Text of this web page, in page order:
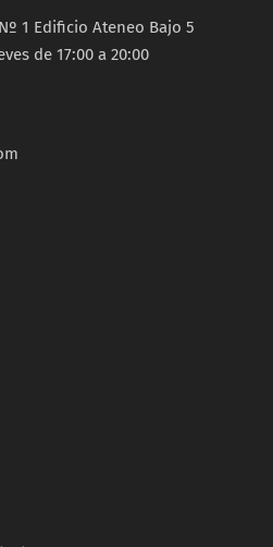
1 Edificio Ateneo Bajo 5
de 17:00 a 20:00